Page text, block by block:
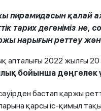
пирамидасын қалай
тарих дегеніміз не,
нарығын реттеу және
апталығы 2022 жылғы 20
бойынша дөңгелек
бастап қаржы
қарсы іс-қимыл